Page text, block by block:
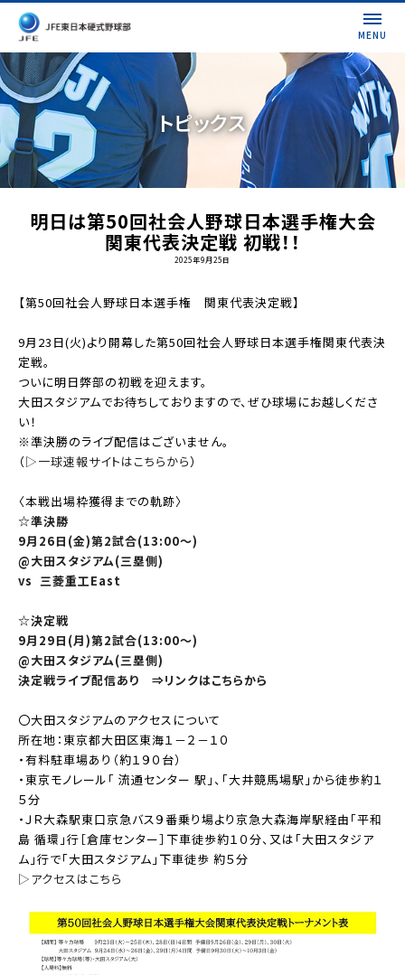
MENU
トピックス
明日は第50回社会人野球日本選手権大会
関東代表決定戦 初戦！！
2025年9月25日
【第50回社会人野球日本選手権 関東代表決定戦】
9月23日(火)より開幕した第50回社会人野球日本選手権関東代表決
定戦。
ついに明日弊部の初戦を迎えます。
大田スタジアムでお待ちしておりますので、ぜひ球場にお越しくださ
い！
※準決勝のライブ配信はございません。
（▷一球速報サイトはこちらから）
〈本戦出場枠獲得までの軌跡〉
☆準決勝
9月26日(金)第2試合(13:00～)
@大田スタジアム(三塁側)
vs 三菱重工East
☆決定戦
9月29日(月)第2試合(13:00～)
@大田スタジアム(三塁側)
決定戦ライブ配信あり ⇒リンクはこちらから
〇大田スタジアムのアクセスについて
所在地：東京都大田区東海１－２－１０
・有料駐車場あり（約１９０台）
・東京モノレール「 流通センター 駅」、「大井競馬場駅」から徒歩約１
５分
・ＪＲ大森駅東口京急バス９番乗り場より京急大森海岸駅経由「平和
島 循環」行［倉庫センター］下車徒歩約１０分、又は「大田スタジア
ム」行で「大田スタジアム」下車徒歩 約５分
▷アクセスはこちら